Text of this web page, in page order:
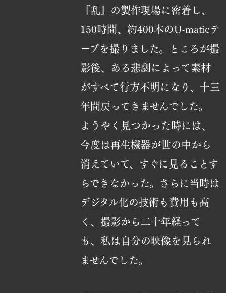
『乱』の製作現場に密着し、
150時間、約400本のU-maticテ
ープを撮りました。ところが撮
影後、ある悲劇によって素材
がすべて行方不明になり、十三
年間戻ってきませんでした。
ようやく見つかった時には、
今度は再生機器が世の中から
消えていて、すぐに見ることす
らできなかった。さらに当時は
デジタル化の技術も費用も高
く、撮影から二十年経って
も、私は自分の映像を見られ
ませんでした。